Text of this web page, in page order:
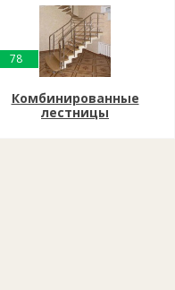
78
Комбинированные
лестницы